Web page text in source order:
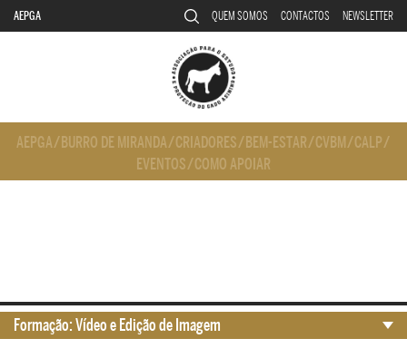
AEPGA QUEM SOMOS CONTACTOS NEWSLETTER
AEPGA/ BURRO DE MIRANDA/CRIADORES/ BEM-ESTAR/CVBM/CALP/
EVENTOS/COMO APOIAR
Formação: Vídeo e Edição de Imagem